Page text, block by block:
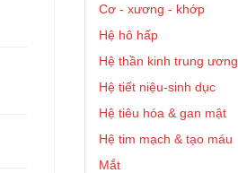
Cơ - xương - khớp
Hệ hô hấp
Hệ thần kinh trung ương
Hệ tiết niệu-sinh dục
Hệ tiêu hóa & gan mật
Hệ tim mạch & tạo máu
Mắt